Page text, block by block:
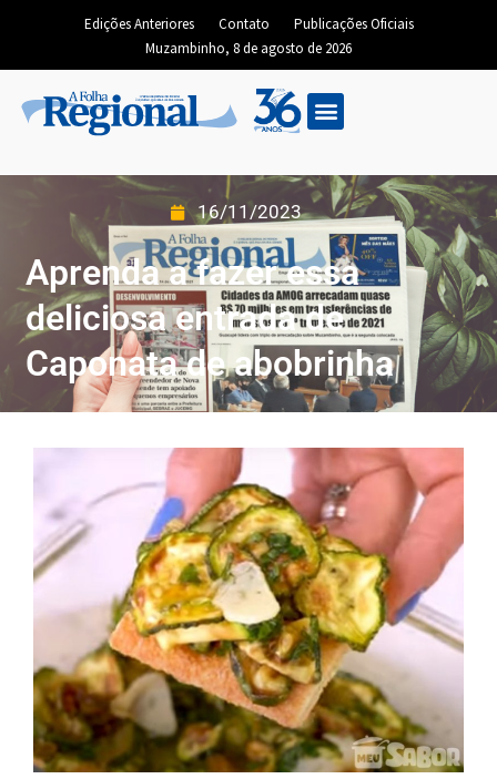
Edições Anteriores Contato
Publicações Oficiais
Muzambinho, 8 de agosto de 2026
16/11/2023
Aprenda a fazer essa
deliciosa entrada de
Caponata de abobrinha